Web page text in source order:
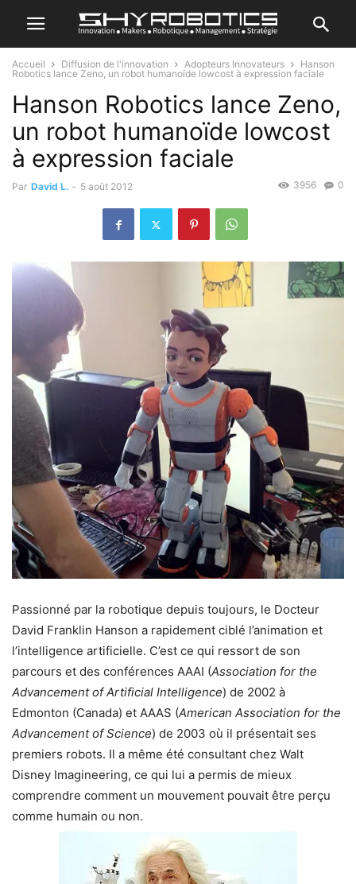
Accueil Diffusion de l'innovation Adopteurs Innovateurs
Hanson
Robotics lance Zeno, un robot humanoïde lowcost à expression faciale
Hanson Robotics lance Zeno,
un robot humanoïde lowcost
à expression faciale
Par David L. - 5 août 2012 0
3956
Passionné par la robotique depuis toujours, le Docteur
David Franklin Hanson a rapidement ciblé l’animation et
l’intelligence artificielle. C’est ce qui ressort de son
parcours et des conférences AAAI (Association for the
Advancement of Artificial Intelligence) de 2002 à
Edmonton (Canada) et AAAS (American Association for the
Advancement of Science) de 2003 où il présentait ses
premiers robots. Il a même été consultant chez Walt
Disney Imagineering, ce qui lui a permis de mieux
comprendre comment un mouvement pouvait être perçu
comme humain ou non.